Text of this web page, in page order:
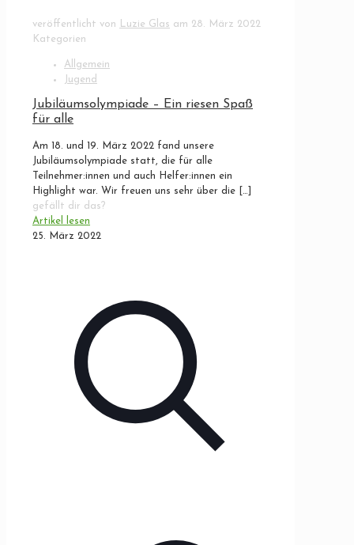
veröffentlicht von Luzie Glas am 28. März 2022
Kategorien
Allgemein
Jugend
Jubiläumsolympiade – Ein riesen Spaß
für alle
Am 18. und 19. März 2022 fand unsere
Jubiläumsolympiade statt, die für alle
Teilnehmer:innen und auch Helfer:innen ein
Highlight war. Wir freuen uns sehr über die […]
gefällt dir das?
Artikel lesen
25. März 2022